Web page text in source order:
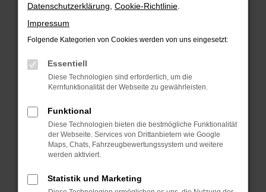
Überprüfe deine Firewall und
deine Internetverbindung.
Beispiel deine Suchmaschine?
Prüfe deine
Browsererweiterungen.
Manche Erweiterungen, wie
Werbeblocker, können das Laden
bestimmter Seiten verhindern.
anderen Browser oder in einem
Datenschutzerklärung Cookie-Richtlinie
Impressum
Folgende Kategorien von Cookies werden von uns eingesetzt:
Essentiell
Diese Technologien sind erforderlich, um die
Kernfunktionalität der Webseite zu gewährleisten.
Funktional
Diese Technologien bieten die bestmögliche Funktionalität
der Webseite. Services von Drittanbietern wie Google
Maps, Chats, Fahrzeugbewertungssystem und weitere
werden aktiviert.
Statistik und Marketing